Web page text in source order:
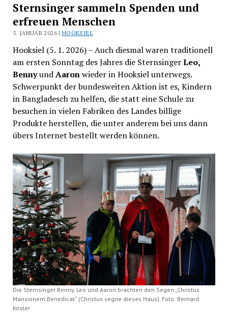
Sternsinger sammeln Spenden und
erfreuen Menschen
5. JANUAR 2026 |HOOKSIEL
Hooksiel (5. 1. 2026) – Auch diesmal waren traditionell
am ersten Sonntag des Jahres die SternsingerLeo,
BennyundAaronwieder in Hooksiel unterwegs.
Schwerpunkt der bundesweiten Aktion ist es, Kindern
in Bangladesch zu helfen, die statt eine Schule zu
besuchen in vielen Fabriken des Landes billige
Produkte herstellen, die unter anderem bei uns dann
übers Internet bestellt werden können.
Die Sternsinger Benny, Leo und Aaron brachten den Segen „Christus
Mansionem Benedicat“ (Christus segne dieses Haus). Foto: Bernard
Köster